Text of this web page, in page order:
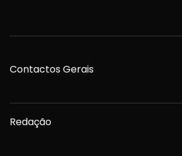
Contactos Gerais
Redação